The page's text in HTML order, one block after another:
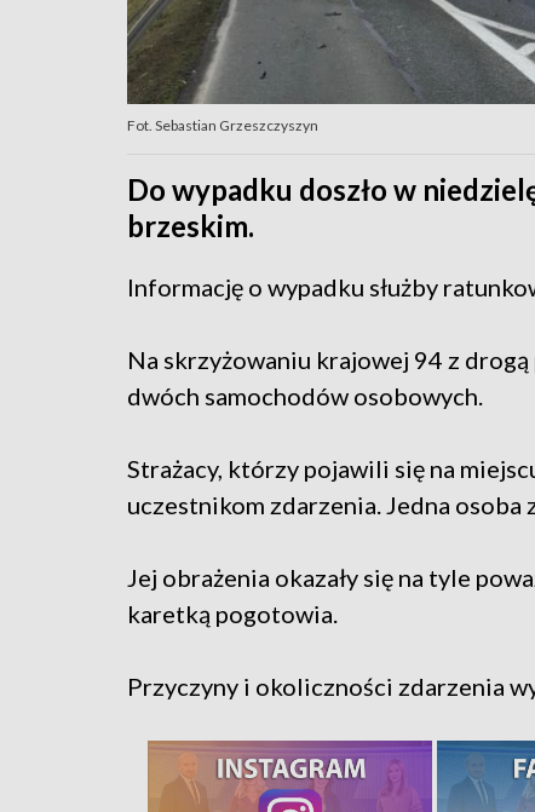
Fot. Sebastian Grzeszczyszyn
Do wypadku doszło w
brzeskim.
Informację o wypadku służby
Na skrzyżowaniu krajowej 94 z
dwóch samochodów osobowych.
Strażacy, którzy pojawili się na
uczestnikom zdarzenia. Jedna osoba
Jej obrażenia okazały się na tyle
karetką pogotowia.
Przyczyny i okoliczności zdarzenia